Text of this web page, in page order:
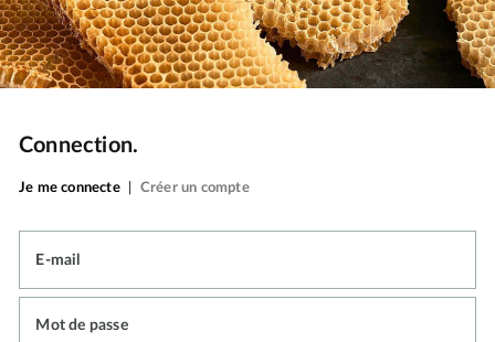
Connection.
Je me connecte Créer un compte
E-mail
Mot de passe